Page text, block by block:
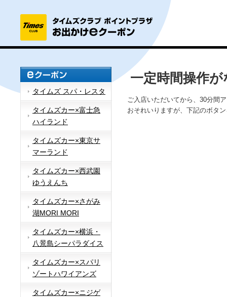
タイムズ スパ・レスタ
タイムズカー×富士急
ハイランド
タイムズカー×東京サ
マーランド
タイムズカー×西武園
ゆうえんち
タイムズカー×さがみ
湖MORI MORI
タイムズカー×横浜・
八景島シーパラダイス
タイムズカー×スパリ
ゾートハワイアンズ
タイムズカー×ニジゲ
一定時間操作
ご入店いただいてから、30分間
おそれいりますが、下記のボタ